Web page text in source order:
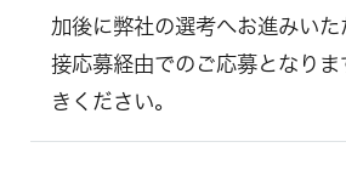
加後に弊社の選考へお進みい
接応募経由でのご応募となりま
きください。